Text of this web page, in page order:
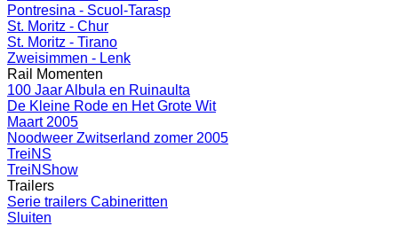
Pontresina - Scuol-Tarasp
St. Moritz - Chur
St. Moritz - Tirano
Zweisimmen - Lenk
Rail Momenten
100 Jaar Albula en Ruinaulta
De Kleine Rode en Het Grote Wit
Maart 2005
Noodweer Zwitserland zomer 2005
TreiNS
TreiNShow
Trailers
Serie trailers Cabineritten
Sluiten